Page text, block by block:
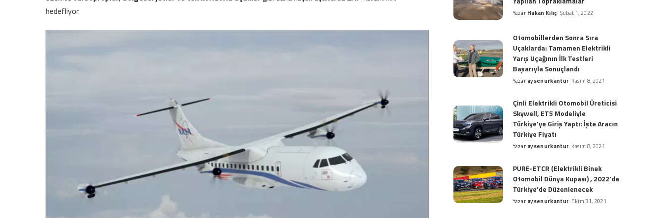
hedefliyor.
Posted
Yazar Hakan Kılıç Şubat 1, 2022
Otomobillerden Sonra Sıra
Uçaklarda: Tamamen Elektrikli
Yarış Uçağının İlk Testleri
Başarıyla Sonuçlandı
Posted
Yazar aysenurkantur Kasım 8, 2021
Çinli Elektrikli Otomobil Üreticisi
Skywell, ET5 Modeliyle
Türkiye’ye Giriş Yaptı: İşte Aracın
Türkiye Fiyatı
Posted
Yazar aysenurkantur Kasım 8, 2021
PURE-ETCR (Elektrikli Binek
Otomobil Dünya Kupası) , 2022’de
Türkiye’de Düzenlenecek
Posted
Yazar aysenurkantur Ekim 31, 2021